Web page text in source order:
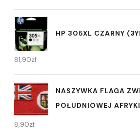
HP 305XL CZARNY
81,90zł
NASZYWKA FLAGA
POŁUDNIOWEJ
8,90zł